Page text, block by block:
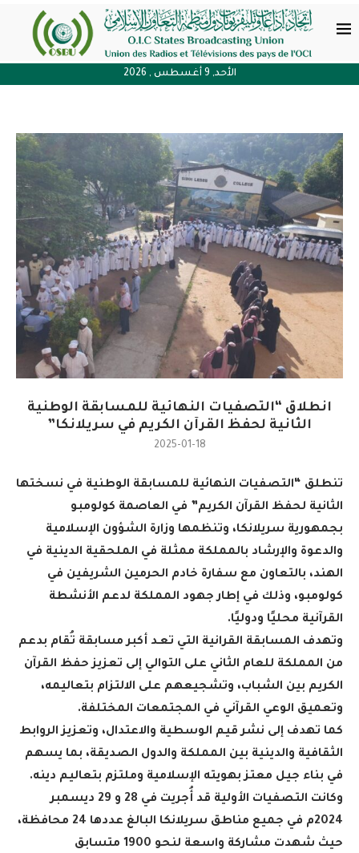
الأحد, 9 أغسطس , 2026
انطلاق “التصفيات النهائية للمسابقة الوطنية
الثانية لحفظ القرآن الكريم في سريلانكا”
2025-01-18
تنطلق “التصفيات النهائية للمسابقة الوطنية في نسختها
الثانية لحفظ القرآن الكريم” في العاصمة كولومبو
بجمهورية سريلانكا، وتنظمها وزارة الشؤون الإسلامية
والدعوة والإرشاد بالمملكة ممثلة في الملحقية الدينية في
الهند، بالتعاون مع سفارة خادم الحرمين الشريفين في
كولومبو، وذلك في إطار جهود المملكة لدعم الأنشطة
القرآنية محليًا ودوليًا.
وتهدف المسابقة القرانية التي تعـد أكبر مسابقة تُقام بدعم
من المملكة للعام الثاني على التوالي إلى تعزيز حفظ القرآن
الكريم بين الشباب، وتشجيعهم على الالتزام بتعاليمه،
وتعميق الوعي القرآني في المجتمعات المختلفة.
كما تهدف إلى نشر قيم الوسطية والاعتدال، وتعزيز الروابط
الثقافية والدينية بين المملكة والدول الصديقة، بما يسهم
في بناء جيل معتز بهويته الإسلامية وملتزم بتعاليم دينه.
وكانت التصفيات الأولية قد أُجريت في 28 و 29 ديسمبر
2024م في جميع مناطق سريلانكا البالغ عددها 24 محافظة،
حيث شهدت مشاركة واسعة لنحو 1900 متسابق